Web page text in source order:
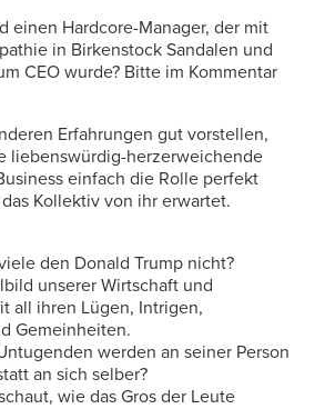
einen Hardcore-Manager, der mit
in Birkenstock Sandalen und
CEO wurde? Bitte im Kommentar
Erfahrungen gut vorstellen,
liebenswürdig-herzerweichende
einfach die Rolle perfekt
Kollektiv von ihr erwartet.
den Donald Trump nicht?
unserer Wirtschaft und
all ihren Lügen, Intrigen,
Gemeinheiten.
werden an seiner Person
an sich selber?
wie das Gros der Leute